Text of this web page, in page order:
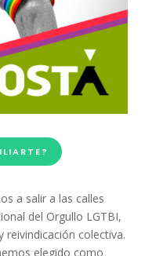
a salir a las calles
del Orgullo LGTBI,
reivindicación colectiva.
elegido como